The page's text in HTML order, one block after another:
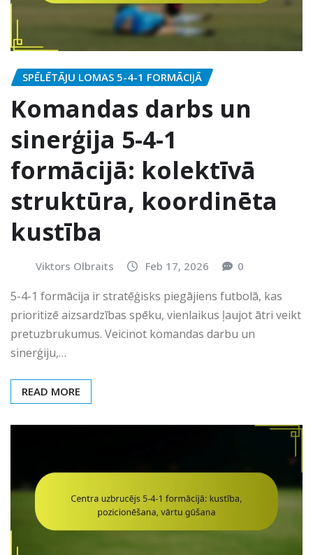
SPĒLĒTĀJU LOMAS 5-4-1 FORMĀCIJĀ
Komandas darbs un
sinerģija 5-4-1
formācijā: kolektīvā
struktūra, koordinēta
kustība
Viktors Olbraits Feb 17, 2026 0
5-4-1 formācija ir stratēģisks piegājiens futbolā, kas
prioritizē aizsardzības spēku, vienlaikus ļaujot ātri veikt
pretuzbrukumus. Veicinot komandas darbu un
sinerģiju,…
READ MORE